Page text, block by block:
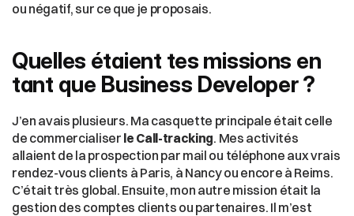
ou négatif, sur ce que je proposais.
Quelles étaient tes missions en
tant que Business Developer ?
J’en avais plusieurs. Ma casquette principale était celle
de commercialiser le Call-tracking. Mes activités
allaient de la prospection par mail ou téléphone aux vrais
rendez-vous clients à Paris, à Nancy ou encore à Reims.
C’était très global. Ensuite, mon autre mission était la
gestion des comptes clients ou partenaires. Il m’est